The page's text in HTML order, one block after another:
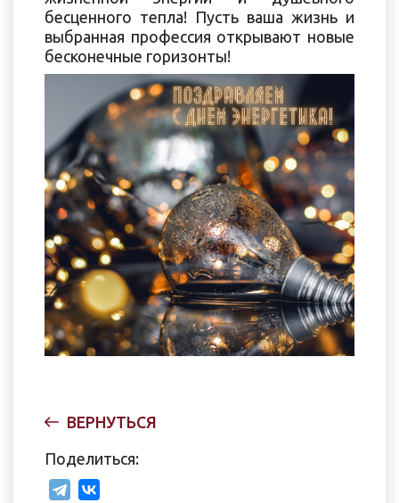
бесценного тепла! Пусть ваша жизнь и
выбранная профессия открывают новые
бесконечные горизонты!
ВЕРНУТЬСЯ
Поделиться: